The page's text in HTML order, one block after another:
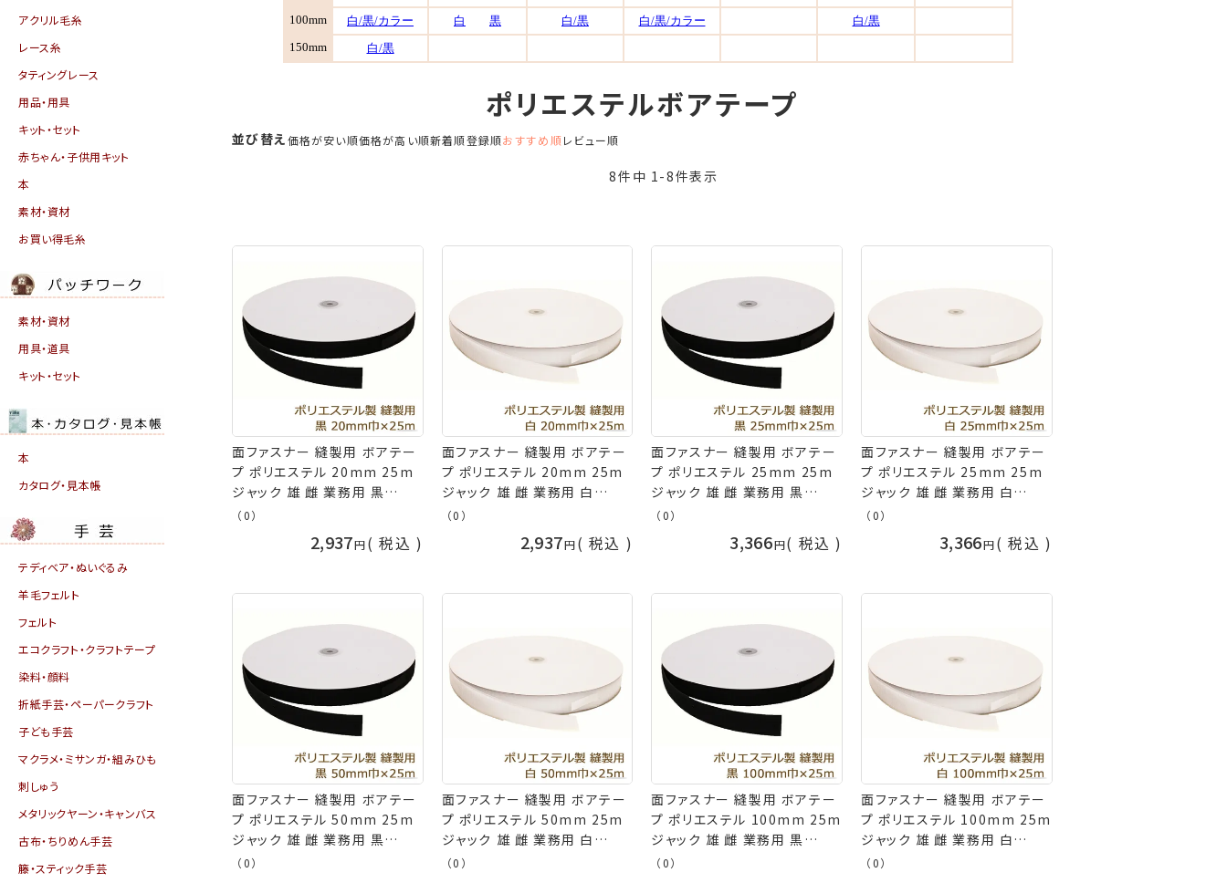
アクリル毛糸
レース糸
タティングレース
用品・用具
キット・セット
赤ちゃん・子供用キット
本
素材・資材
お買い得毛糸
素材・資材
用具・道具
キット・セット
本
カタログ・見本帳
テディベア・ぬいぐるみ
羊毛フェルト
フェルト
エコクラフト・クラフトテープ
染料・顔料
折紙手芸・ペーパークラフト
子ども手芸
マクラメ・ミサンガ・組みひも
刺しゅう
メタリックヤーン・キャンバス
古布・ちりめん手芸
籐・スティック手芸
ポリエステルボアテープ
並び替え価格が安い順価格が高い順新着順登録順おすすめ順レビュー順
8件中 1-8件表示
面ファスナー 縫製用 ボアテー
プ ポリエステル 20mm 25m
ジャック 雄 雌 業務用 黒
(S030) 耐水性 返品交換不可
（0）
2,937 税込
面ファスナー 縫製用 ボアテー
プ ポリエステル 20mm 25m
ジャック 雄 雌 業務用 白
(S001) 耐水性 返品交換不可
（0）
2,937 税込
面ファスナー 縫製用 ボアテー
プ ポリエステル 25mm 25m
ジャック 雄 雌 業務用 黒
(S030) 耐水性 返品交換不可
（0）
3,366 税込
面ファスナー 縫製用 ボアテー
プ ポリエステル 25mm 25m
ジャック 雄 雌 業務用 白
(S001) 耐水性 返品交換不可
（0）
3,366 税込
面ファスナー 縫製用 ボアテー
プ ポリエステル 50mm 25m
ジャック 雄 雌 業務用 黒
(S030) 耐水性 返品交換不可
（0）
面ファスナー 縫製用 ボアテー
プ ポリエステル 50mm 25m
ジャック 雄 雌 業務用 白
(S001) 耐水性 返品交換不可
（0）
面ファスナー 縫製用 ボアテー
プ ポリエステル 100mm 25m
ジャック 雄 雌 業務用 黒
(S030) 耐水性 返品交換不可
（0）
面ファスナー 縫製用 ボアテー
プ ポリエステル 100mm 25m
ジャック 雄 雌 業務用 白
(S001) 耐水性 返品交換不可
（0）